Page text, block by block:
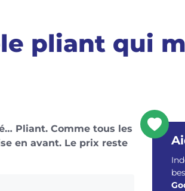
pliant qui
Pliant. Comme tous les
en avant. Le prix reste